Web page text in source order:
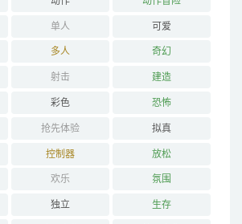
单人 可爱
多人 奇幻
射击 建造
彩色 恐怖
抢先体验 拟真
控制器 放松
欢乐 氛围
独立 生存